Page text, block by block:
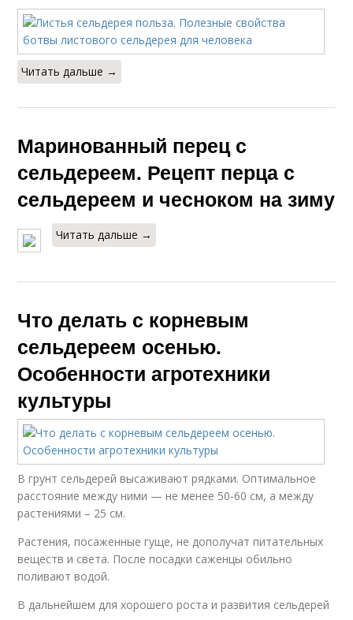
Читать дальше →
Маринованный перец с
сельдереем. Рецепт перца с
сельдереем и чесноком на зиму
Читать дальше →
Что делать с корневым
сельдереем осенью.
Особенности агротехники
культуры
В грунт сельдерей высаживают рядками. Оптимальное
расстояние между ними — не менее 50-60 см, а между
растениями – 25 см.
Растения, посаженные гуще, не дополучат питательных
веществ и света. После посадки саженцы обильно
поливают водой.
В дальнейшем для хорошего роста и развития сельдерей